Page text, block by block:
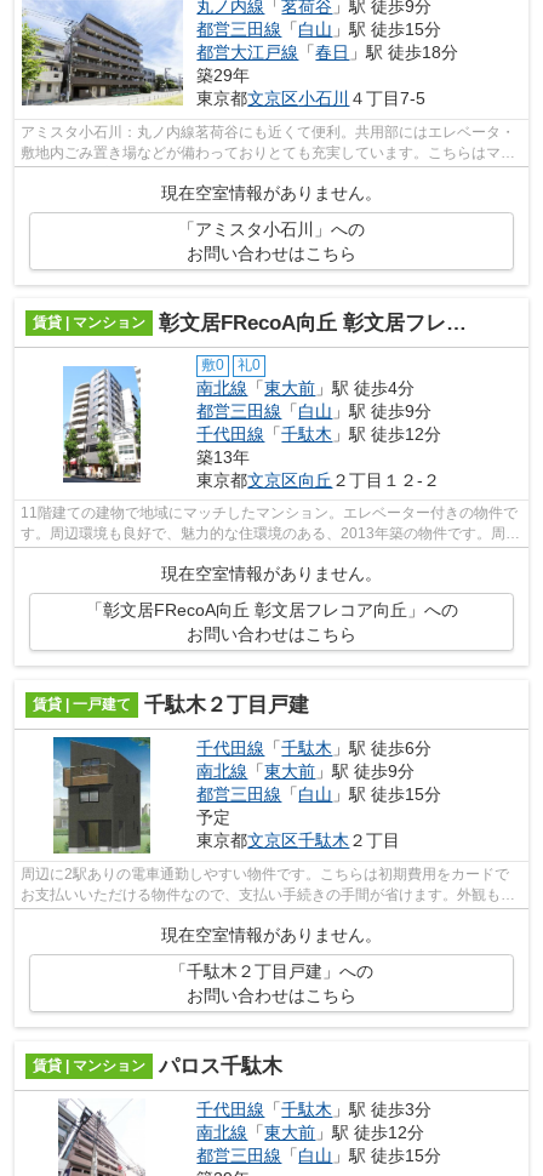
丸ノ内線 「茗荷谷 」駅 徒歩9分
都営三田線 「白山 」駅 徒歩15分
都営大江戸線 「春日 」駅 徒歩18分
築29年
東京都文京区小石川 ４丁目7-5
アミスタ小石川：丸ノ内線茗荷谷にも近くて便利。共用部にはエレベータ・
敷地内ごみ置き場などが備わっておりとても充実しています。こちらはマン
ションタイプになります。アクセスの...
現在空室情報がありません。
「アミスタ小石川」への
お問い合わせはこちら
賃貸 | マンション 彰文居FRecoA向丘 彰文居フレコア向丘
敷0 礼0
南北線 「東大前 」駅 徒歩4分
都営三田線 「白山 」駅 徒歩9分
千代田線 「千駄木 」駅 徒歩12分
築13年
東京都文京区向丘 ２丁目１２-２
11階建ての建物で地域にマッチしたマンション。エレベーター付きの物件で
す。周辺環境も良好で、魅力的な住環境のある、2013年築の物件です。周辺
現在空室情報がありません。
「彰文居FRecoA向丘 彰文居フレコア向丘」への
お問い合わせはこちら
賃貸 | 一戸建て 千駄木２丁目戸建
千代田線 「千駄木 」駅 徒歩6分
南北線 「東大前 」駅 徒歩9分
都営三田線 「白山 」駅 徒歩15分
予定
東京都文京区千駄木 ２丁目
周辺に2駅ありの電車通勤しやすい物件です。こちらは初期費用をカードで
お支払いいただける物件なので、支払い手続きの手間が省けます。外観もき
現在空室情報がありません。
「千駄木２丁目戸建」への
お問い合わせはこちら
賃貸 | マンション パロス千駄木
千代田線 「千駄木 」駅 徒歩3分
南北線 「東大前 」駅 徒歩12分
都営三田線 「白山 」駅 徒歩15分